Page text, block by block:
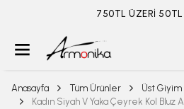
ÜYELİKSİZ SİPARİŞ İADE
Anasayfa Tüm Ürünler Üst Giyim
Kadın Siyah V Yaka Çeyrek Kol Bluz